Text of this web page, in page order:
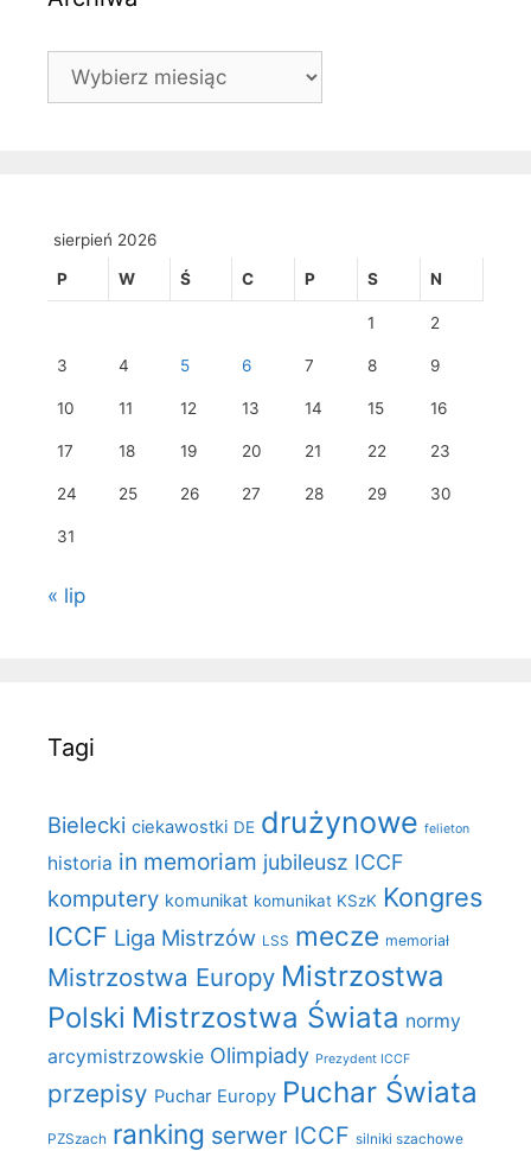
Archiwa
sierpień 2026
P W Ś C P S N
1 2
3 4 5 6 7 8 9
10 11 12 13 14 15 16
17 18 19 20 21 22 23
24 25 26 27 28 29 30
31
« lip
Tagi
Bielecki ciekawostki DE drużynowe felieton
historia in memoriam jubileusz ICCF
komputery komunikat komunikat KSzK Kongres
ICCF Liga Mistrzów LSS mecze memoriał
Mistrzostwa Europy Mistrzostwa
Polski Mistrzostwa Świata normy
arcymistrzowskie Olimpiady Prezydent ICCF
przepisy Puchar Europy Puchar Świata
PZSzach ranking serwer ICCF silniki szachowe